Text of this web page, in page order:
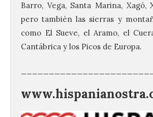
Barro, Vega, Santa Marina, Xagó,
pero también las sierras y
como El Sueve, el Aramo, el
Cantábrica y los Picos de Europa.